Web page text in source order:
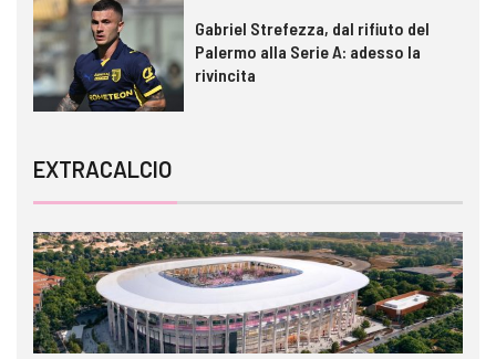
Gabriel Strefezza, dal rifiuto del
Palermo alla Serie A: adesso la
rivincita
EXTRACALCIO